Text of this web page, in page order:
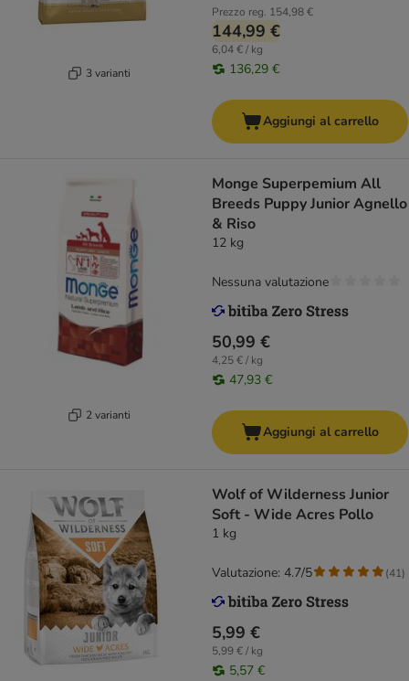
3 varianti
Prezzo reg. 154,98 €
144,99 €
6,04 € / kg
136,29 €
Aggiungi al carrello
2 varianti
Monge Superpemium All
Breeds Puppy Junior Agnello
& Riso
12 kg
50,99 €
4,25 € / kg
47,93 €
Nessuna valutazione
Aggiungi al carrello
Wolf of Wilderness Junior
Soft - Wide Acres Pollo
1 kg
5,99 €
5,99 € / kg
5,57 €
Valutazione: 4.7/5 (41)